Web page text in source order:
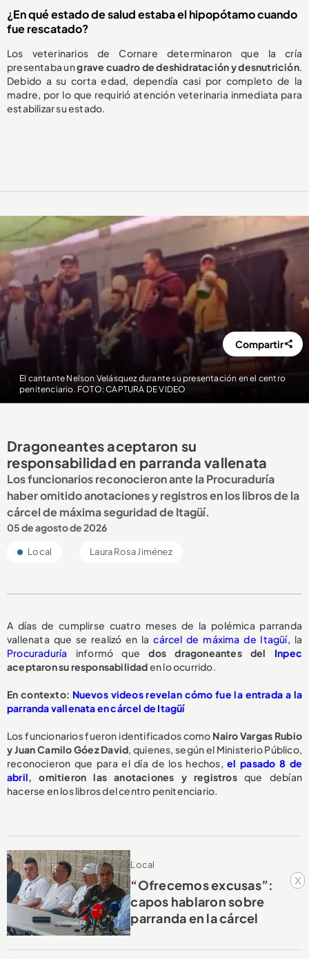
x
¿En qué estado de salud estaba el hipopótamo cuando
fue rescatado?
Los veterinarios de Cornare determinaron que la cría
presentaba ungrave cuadro de deshidratación y desnutrición.
Debido a su corta edad, dependía casi por completo de la
madre, por lo que requirió atención veterinaria inmediata para
estabilizar su estado.
El cantante Nelson Velásquez durante su presentación en el centro
penitenciario. FOTO: CAPTURA DE VIDEO
Compartir
Dragoneantes aceptaron su
responsabilidad en parranda vallenata
Los funcionarios reconocieron ante la Procuraduría
haber omitido anotaciones y registros en los libros de la
cárcel de máxima seguridad de Itagüí.
05 de agosto de 2026
Local Laura Rosa Jiménez
A días de cumplirse cuatro meses de la polémica parranda
vallenata que se realizó en lacárcel de máxima de Itagüí, la
Procuraduría informó quedos dragoneantes del Inpec
aceptaron su responsabilidaden lo ocurrido.
En contexto: Nuevos videos revelan cómo fue la entrada a la
parranda vallenata en cárcel de Itagüí
Los funcionarios fueron identificados como Nairo Vargas Rubio
y Juan Camilo Góez David, quienes, según el Ministerio Público,
reconocieron que para el día de los hechos,el pasado 8 de
abril, omitieron las anotaciones y registrosque debían
hacerse en los libros del centro penitenciario.
Local
“Ofrecemos excusas”:
capos hablaron sobre
parranda en la cárcel